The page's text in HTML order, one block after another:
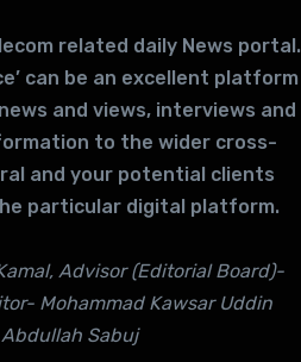
related daily News portal.
can be an excellent platform
and views, interviews and
to the wider cross-
and your potential clients
particular digital platform.
Advisor (Editorial Board)-
Mohammad Kawsar Uddin
Sabuj